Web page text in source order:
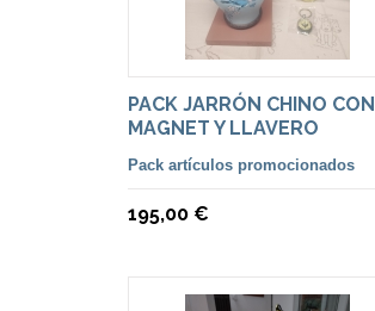
PACK JARRÓN CHINO CON
MAGNET Y LLAVERO
Pack artículos promocionados
195,00 €